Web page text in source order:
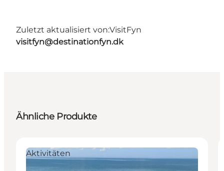
Zuletzt aktualisiert von:VisitFyn
visitfyn@destinationfyn.dk
Ähnliche Produkte
Aktivitäten